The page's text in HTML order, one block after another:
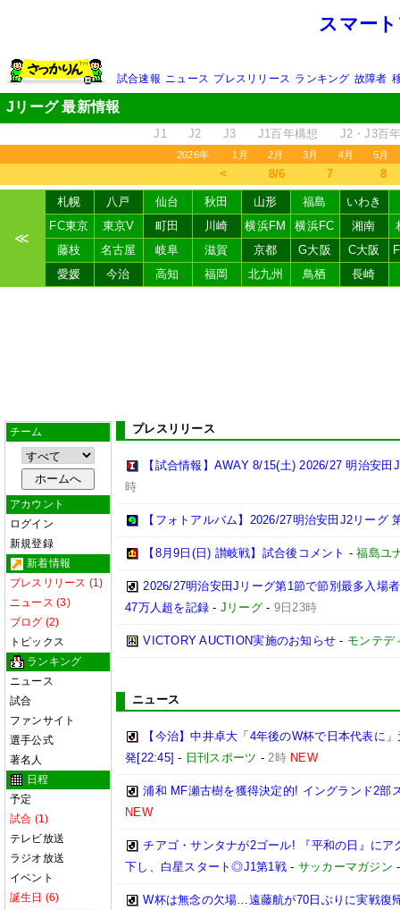
スマー
試合速報 ニュース プレスリリース ランキング 故障者
Jリーグ 最新情報
J1 J2 J3 J1百年構想 J2・J3百
2026年 1月 2月 3月 4月 5月
＜ 8/6 7 8
≪
札幌 八戸 仙台 秋田 山形 福島
いわき
FC東京
東京V 町田 川崎 横浜FM 横浜FC 湘南
藤枝
名古屋 岐阜 滋賀 京都 G大阪 C大阪
愛媛
今治 高知 福岡 北九州 鳥栖 長崎
チーム
アカウント
ログイン
新規登録
新着情報
プレスリリース (1)
ニュース (3)
ブログ (2)
トピックス
ランキング
ニュース
試合
ファンサイト
選手公式
著名人
日程
予定
試合 (1)
テレビ放送
ラジオ放送
イベント
誕生日 (6)
プレスリリース
【試合情報】AWAY 8/15(土) 2026/27 明治安
時
【フォトアルバム】2026/27明治安田J2リーグ
【8月9日(日) 讃岐戦】試合後コメント -福島ユ
2026/27明治安田Jリーグ第1節で節別最多入場
47万人超を記録 - Jリーグ - 9日23時
VICTORY AUCTION実施のお知らせ - モンテデ
ニュース
【今治】中井卓大「4年後のW杯で日本代表に
発[22:45] - 日刊スポーツ -2時 NEW
浦和 MF瀬古樹を獲得決定的! イングランド2部
NEW
チアゴ・サンタナが2ゴール! 『平和の日』に
下し、白星スタート◎J1第1戦 - サッカーマガジン
W杯は無念の欠場…遠藤航が70日ぶりに実戦復